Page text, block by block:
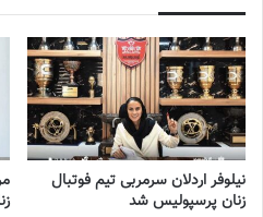
آخرین اخبار فوتبال و فوتسال زنان
بخوانید.
برچسب ها آتنا لشنی آسیا بهاره
مهسا قربانی
مهناز ذکایی
نیلوفر اردلان سرمربی تیم فوتبال
زنان پرسپولیس شد